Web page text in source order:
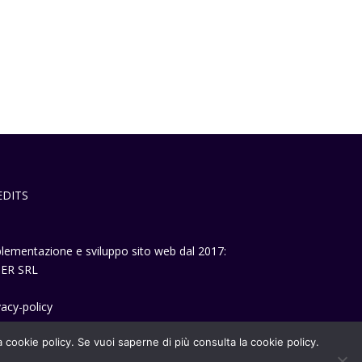
e sviluppo sito web dal 2017:
SRL
policy
policy. Se vuoi saperne di più consulta la cookie policy.